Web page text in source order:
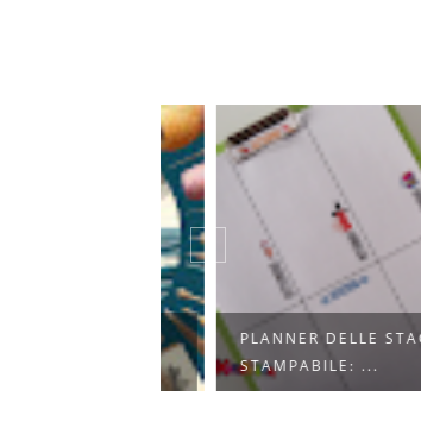
PLANNER DELLE STAGIONI
STAMPABILE: ...